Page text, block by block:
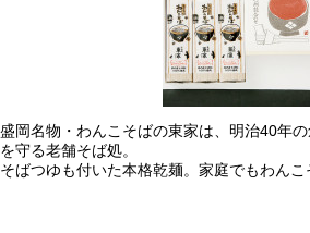
盛岡名物・わんこそばの東家は、明治40年
を守る老舗そば処。
そばつゆも付いた本格乾麺。家庭でもわんこ